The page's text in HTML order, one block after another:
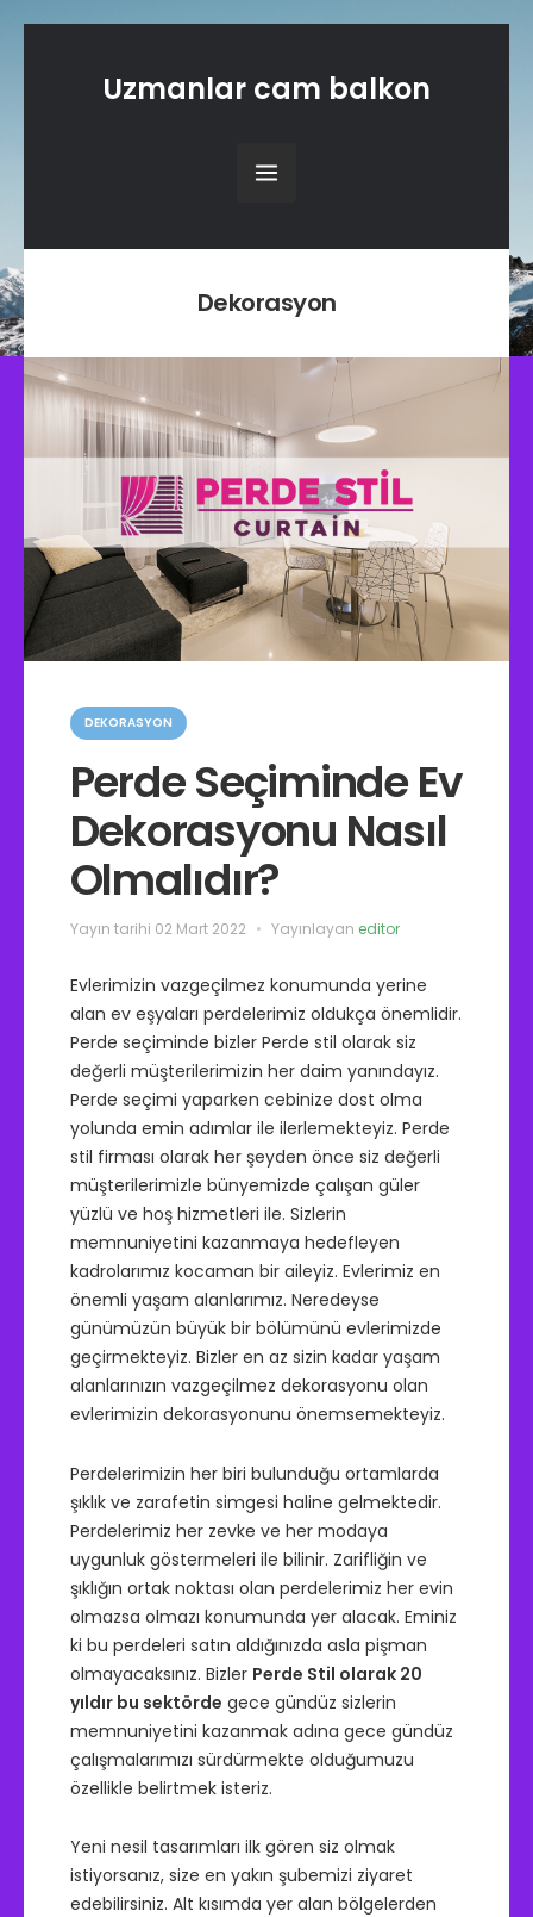
Uzmanlar cam balkon
K
e
g
o
r
i
:
Dekorasyon
a
e
o
e
DEKORASYON
Perde Seçiminde Ev
Dekorasyonu Nasıl
Olmalıdır?
Yayın tarihi 02 Mart 2022 Yayınlayan editor
Evlerimizin vazgeçilmez konumunda yerine
alan ev eşyaları perdelerimiz oldukça önemlidir.
Perde seçiminde bizler Perde stil olarak siz
değerli müşterilerimizin her daim yanındayız.
Perde seçimi yaparken cebinize dost olma
yolunda emin adımlar ile ilerlemekteyiz. Perde
stil firması olarak her şeyden önce siz değerli
müşterilerimizle bünyemizde çalışan güler
yüzlü ve hoş hizmetleri ile. Sizlerin
memnuniyetini kazanmaya hedefleyen
kadrolarımız kocaman bir aileyiz. Evlerimiz en
önemli yaşam alanlarımız. Neredeyse
günümüzün büyük bir bölümünü evlerimizde
geçirmekteyiz. Bizler en az sizin kadar yaşam
alanlarınızın vazgeçilmez dekorasyonu olan
evlerimizin dekorasyonunu önemsemekteyiz.
Perdelerimizin her biri bulunduğu ortamlarda
şıklık ve zarafetin simgesi haline gelmektedir.
Perdelerimiz her zevke ve her modaya
uygunluk göstermeleri ile bilinir. Zarifliğin ve
şıklığın ortak noktası olan perdelerimiz her evin
olmazsa olmazı konumunda yer alacak. Eminiz
ki bu perdeleri satın aldığınızda asla pişman
olmayacaksınız. Bizler Perde Stil olarak 20
yıldır bu sektörde gece gündüz sizlerin
memnuniyetini kazanmak adına gece gündüz
çalışmalarımızı sürdürmekte olduğumuzu
özellikle belirtmek isteriz.
Yeni nesil tasarımları ilk gören siz olmak
istiyorsanız, size en yakın şubemizi ziyaret
edebilirsiniz. Alt kısımda yer alan bölgelerden